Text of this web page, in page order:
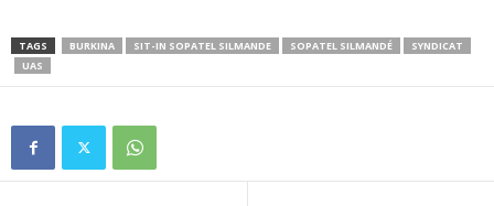
TAGS BURKINA SIT-IN SOPATEL SILMANDE SOPATEL SILMANDÉ
SYNDICAT
UAS